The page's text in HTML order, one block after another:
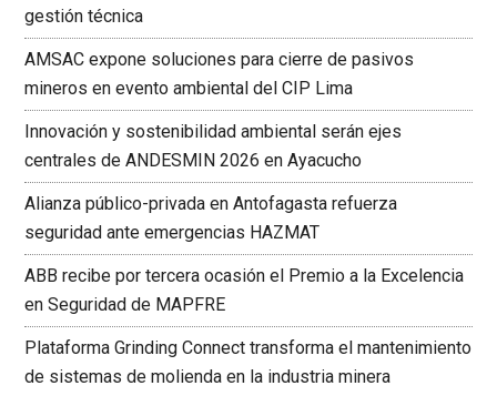
gestión técnica
AMSAC expone soluciones para cierre de pasivos
mineros en evento ambiental del CIP Lima
Innovación y sostenibilidad ambiental serán ejes
centrales de ANDESMIN 2026 en Ayacucho
Alianza público-privada en Antofagasta refuerza
seguridad ante emergencias HAZMAT
ABB recibe por tercera ocasión el Premio a la Excelencia
en Seguridad de MAPFRE
Plataforma Grinding Connect transforma el mantenimiento
de sistemas de molienda en la industria minera